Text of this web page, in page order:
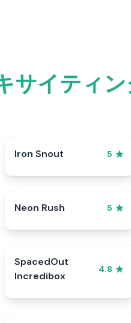
サイティ
Iron Snout 5
Neon Rush 5
SpacedOut
Incredibox
4.8